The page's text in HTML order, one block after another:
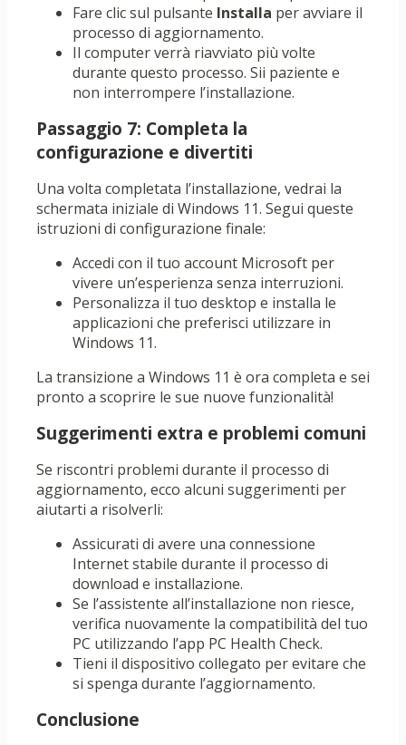
Fare clic sul pulsante Installa per avviare il
processo di aggiornamento.
Il computer verrà riavviato più volte
durante questo processo. Sii paziente e
non interrompere l’installazione.
Passaggio 7: Completa la
configurazione e divertiti
Una volta completata l’installazione, vedrai la
schermata iniziale di Windows 11. Segui queste
istruzioni di configurazione finale:
Accedi con il tuo account Microsoft per
vivere un’esperienza senza interruzioni.
Personalizza il tuo desktop e installa le
applicazioni che preferisci utilizzare in
Windows 11.
La transizione a Windows 11 è ora completa e sei
pronto a scoprire le sue nuove funzionalità!
Suggerimenti extra e problemi comuni
Se riscontri problemi durante il processo di
aggiornamento, ecco alcuni suggerimenti per
aiutarti a risolverli:
Assicurati di avere una connessione
Internet stabile durante il processo di
download e installazione.
Se l’assistente all’installazione non riesce,
verifica nuovamente la compatibilità del tuo
PC utilizzando l’app PC Health Check.
Tieni il dispositivo collegato per evitare che
si spenga durante l’aggiornamento.
Conclusione